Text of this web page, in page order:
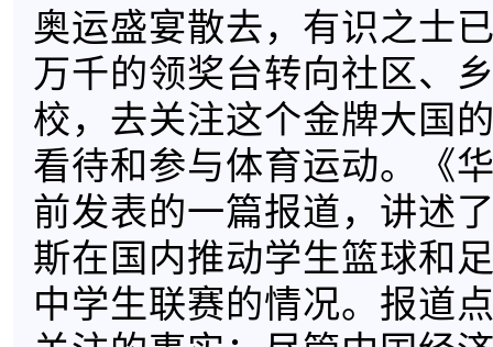
奥运盛宴散去，有识之士
万千的领奖台转向社区、
校，去关注这个金牌大国
看待和参与体育运动。《
前发表的一篇报道，讲述
斯在国内推动学生篮球和
中学生联赛的情况。报道